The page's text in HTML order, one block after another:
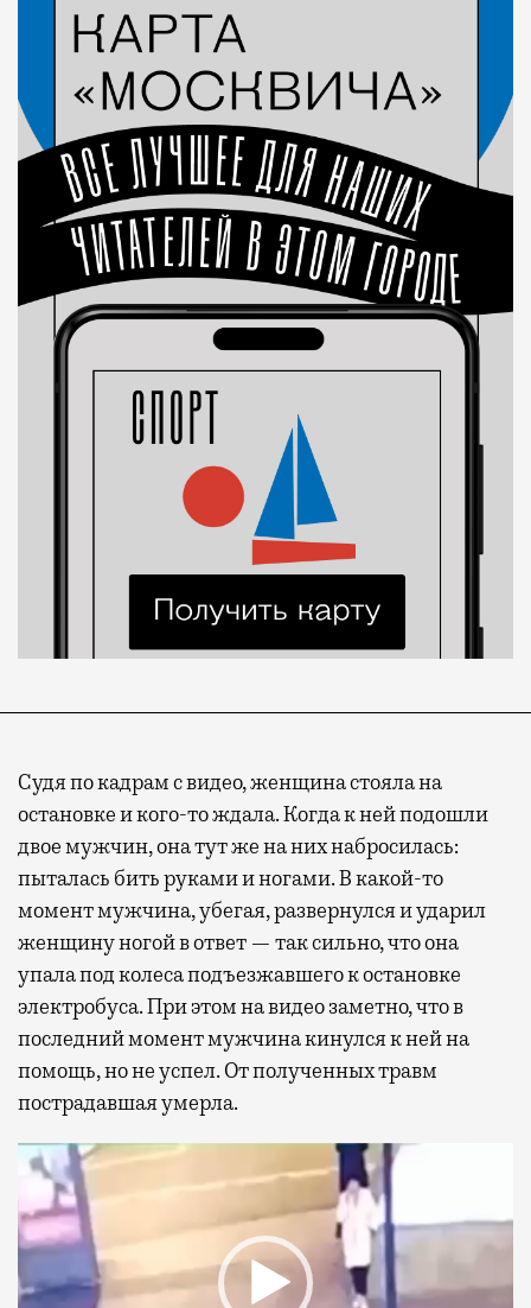
Судя по кадрам с видео, женщина стояла на
остановке и кого-то ждала. Когда к ней подошли
двое мужчин, она тут же на них набросилась:
пыталась бить руками и ногами. В какой-то
момент мужчина, убегая, развернулся и ударил
женщину ногой в ответ — так сильно, что она
упала под колеса подъезжавшего к остановке
электробуса. При этом на видео заметно, что в
последний момент мужчина кинулся к ней на
помощь, но не успел. От полученных травм
пострадавшая умерла.
Видеоплеер